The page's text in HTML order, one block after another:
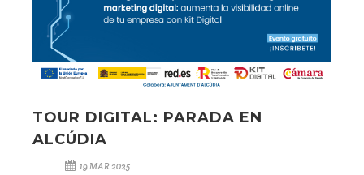
TOUR DIGITAL: PARADA EN
ALCÚDIA
19 MAR 2025